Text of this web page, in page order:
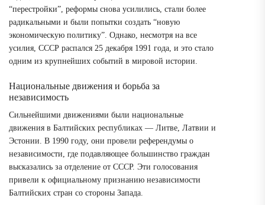
“перестройки”, реформы снова усилились, стали более
радикальными и были попытки создать “новую
экономическую политику”. Однако, несмотря на все
усилия, СССР распался 25 декабря 1991 года, и это стало
одним из крупнейших событий в мировой истории.
Национальные движения и борьба за
независимость
Сильнейшими движениями были национальные
движения в Балтийских республиках — Литве, Латвии и
Эстонии. В 1990 году, они провели референдумы о
независимости, где подавляющее большинство граждан
высказались за отделение от СССР. Эти голосования
привели к официальному признанию независимости
Балтийских стран со стороны Запада.